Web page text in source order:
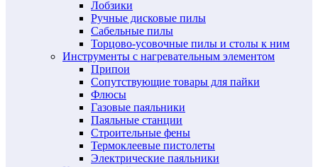
Лобзики
Ручные дисковые пилы
Сабельные пилы
Торцово-усовочные пилы и столы к ним
Инструменты с нагревательным элементом
Припои
Сопутствующие товары для пайки
Флюсы
Газовые паяльники
Паяльные станции
Строительные фены
Термоклеевые пистолеты
Электрические паяльники